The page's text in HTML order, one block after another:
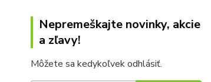
Nepremeškajte novinky, akcie
a zľavy!
Môžete sa kedykoľvek odhlásiť.